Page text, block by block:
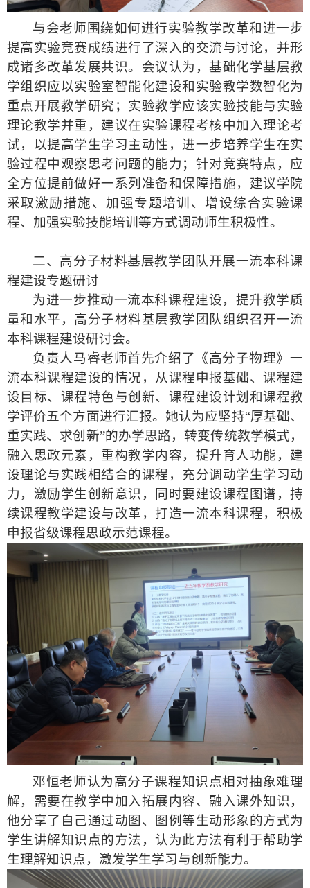
与会老师围绕如何进行实验教学改革和进一步
提高实验竞赛成绩进行了深入的交流与讨论，并形
成诸多改革发展共识。 会议认为，基础化学基层教
学组织应以实验室智能化建设和实验教学数智化为
重点开展教学研究 ； 实验教学应该实验技能与实验
理论教学并重，建议在实验课程考核中加入理论考
试，以提高学生学习主动性，进一步培养学生在实
验过程中观察思考问题的能力 ； 针对竞赛特点，应
全方位提前做好一系列准备和保障措施， 建议学院
采取激励措施、 加强专题培训 、 增设综合实验课
程、 加强实验技能培训 等方式调动师生积极性。
二、 高分子材料基层教学团队 开展一流本科课
程建设专题研讨
为进一步推动一流本科课程建设，提升教学质
量和水平，高分子材料基层教学团队组织召开一流
本科课程建设研讨会。
负责人马睿老师首先介绍了《高分子物理》一
流本科课程建设的情况，从课程申报基础、课程建
设目标、课程特色与创新、课程建设计划和课程教
学评价五个方面进行汇报。 她认为应坚持“厚基础、
重实践、求创新”的办学思路，转变传统教学模式，
融入思政元素，重构教学内容，提升育人功能，建
设理论与实践相结合的课程，充分调动学生学习动
力，激励学生创新意识 ， 同时要建设课程图谱，持
续课程教学建设与改革，打造一流本科课程，积极
申报省级课程思政示范课程。
邓恒老师认为高分子课程知识点相对抽象难理
解，需要在教学中加入拓展内容、融入课外知识，
他分享了自己通过动图、图例等生动形象的方式为
学生讲解知识点的方法，认为此方法有利于帮助学
生理解知识点，激发学生学习与创新能力。